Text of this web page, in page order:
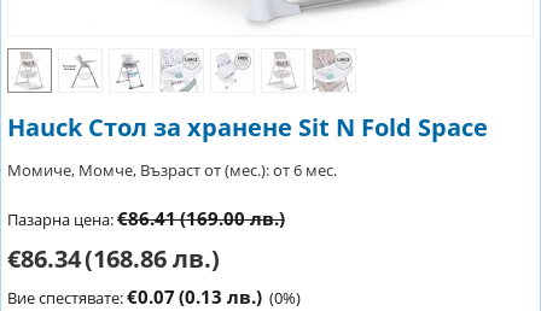
Hauck Стол за хранене Sit N Fold Space
Момиче, Момче, Възраст от (мес.): от 6 мес.
Пазарна цена:€86.41(169.00 лв.)
€86.34(168.86 лв.)
Вие спестявате:€0.07 (0.13 лв.) (0%)